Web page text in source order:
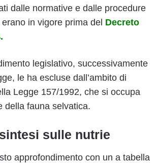
dalle normative e dalle procedure
in vigore prima del Decreto
legislativo, successivamente
le ha escluse dall’ambito di
Legge 157/1992, che si occupa
della fauna selvatica.
sulle nutrie
approfondimento con un a tabella